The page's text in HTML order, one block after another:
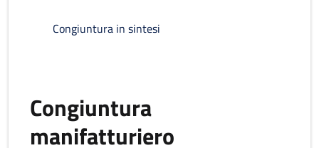
Congiuntura in sintesi
Congiuntura
manifatturiero